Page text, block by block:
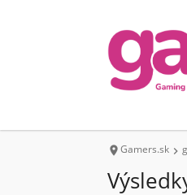
Gamers.sk 